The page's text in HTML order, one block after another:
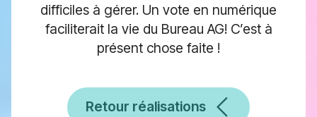
difficiles à gérer. Un vote en numérique
faciliterait la vie du Bureau AG! C’est à
présent chose faite !
Retour réalisations